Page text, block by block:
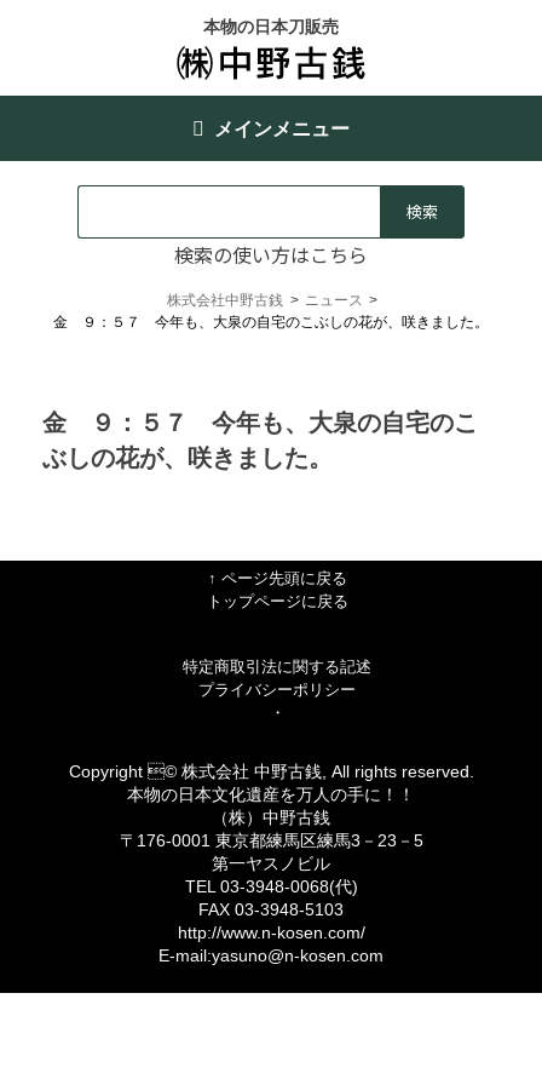
本物の日本刀販売
メインメニュー
検索の使い方はこちら
株式会社中野古銭 > ニュース >
金 ９：５７ 今年も、大泉の自宅のこぶしの花が、咲きました。
金 ９：５７ 今年も、大泉の自宅のこ
ぶしの花が、咲きました。
↑ ページ先頭に戻る
トップページに戻る
特定商取引法に関する記述
プライバシーポリシー
・
Copyright © 株式会社 中野古銭, All rights reserved.
本物の日本文化遺産を万人の手に！！
（株）中野古銭
〒176-0001 東京都練馬区練馬3－23－5
第一ヤスノビル
TEL 03-3948-0068(代)
FAX 03-3948-5103
http://www.n-kosen.com/
E-mail:yasuno@n-kosen.com